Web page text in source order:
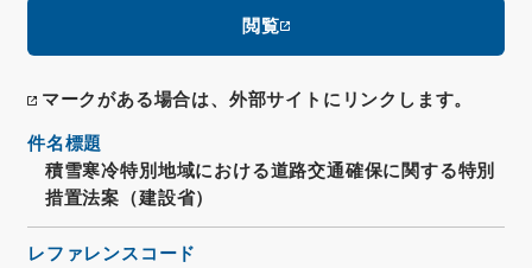
閲覧
マークがある場合は、外部サイトにリンクします。
件名標題
積雪寒冷特別地域における道路交通確保に関する特別
措置法案（建設省）
レファレンスコード